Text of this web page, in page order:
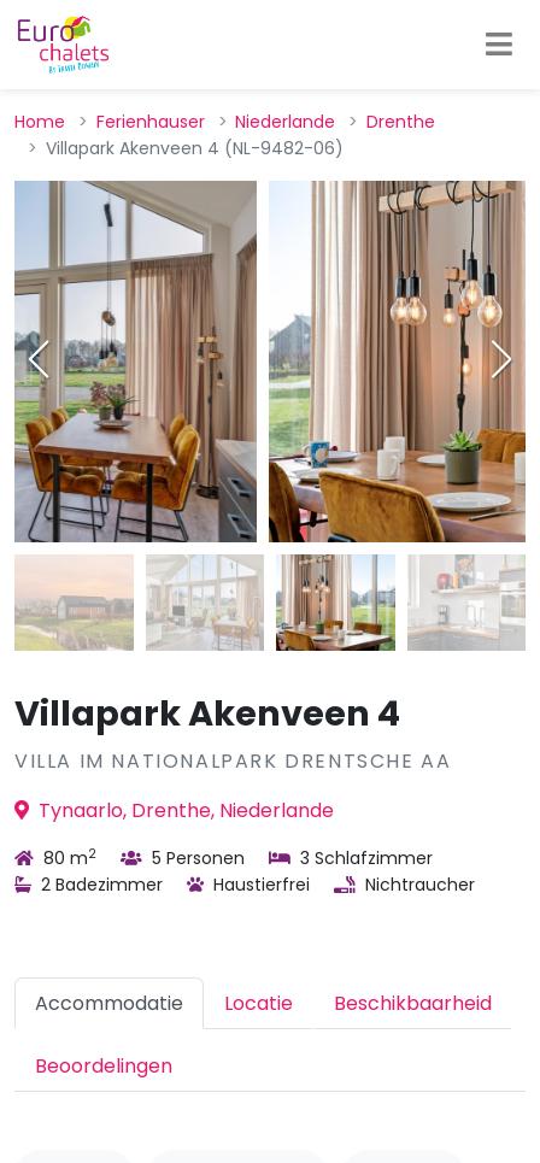
Home Ferienhauser Niederlande
Drenthe
Villapark Akenveen 4 (NL-9482-06)
Villapark Akenveen 4
VILLA IM NATIONALPARK DRENTSCHE AA
Tynaarlo, Drenthe, Niederlande
80 m2 5 Personen
3 Schlafzimmer
2 Badezimmer
Haustierfrei Nichtraucher
Accommodatie Locatie Beschikbaarheid
Beoordelingen